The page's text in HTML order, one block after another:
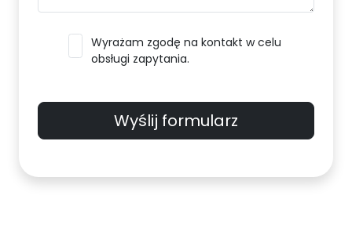
Wyrażam zgodę na kontakt w celu
obsługi zapytania.
Wyślij formularz